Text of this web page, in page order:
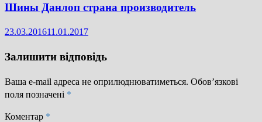
Шины Данлоп страна производитель
23.03.201611.01.2017
Залишити відповідь
Ваша e-mail адреса не оприлюднюватиметься. Обов’язкові
поля позначені *
Коментар *